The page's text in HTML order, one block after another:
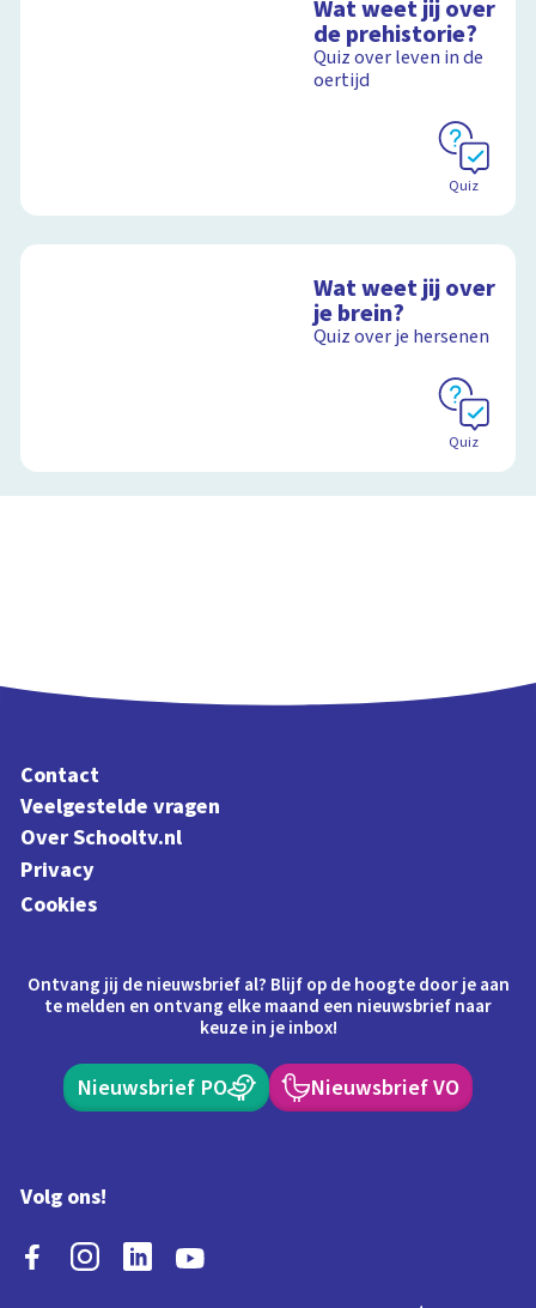
Wat weet jij over
de prehistorie?
Quiz over leven in de
oertijd
Quiz
Wat weet jij over
je brein?
Quiz over je hersenen
Quiz
Contact
Veelgestelde vragen
Over Schooltv.nl
Privacy
Cookies
Ontvang jij de nieuwsbrief al? Blijf op de hoogte door je aan
te melden en ontvang elke maand een nieuwsbrief naar
keuze in je inbox!
Nieuwsbrief PO Nieuwsbrief VO
Volg ons!